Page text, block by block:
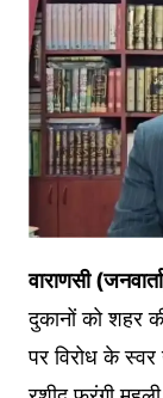
वाराणसी
दुकानों को शहर
पर विरोध के